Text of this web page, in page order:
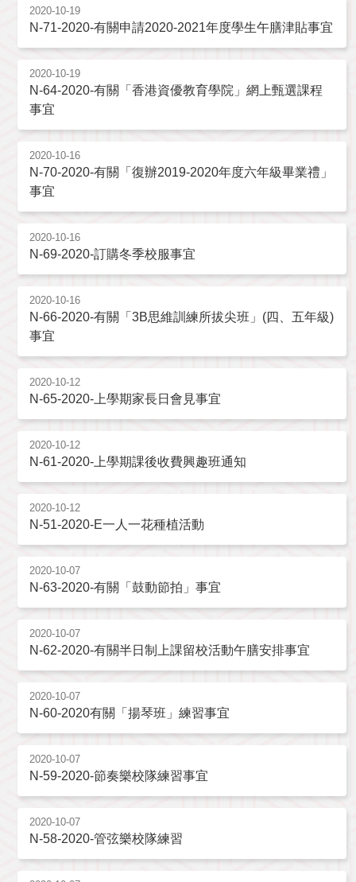
2020-10-19
N-71-2020-有關申請2020-2021年度學生午膳津貼事宜
2020-10-19
N-64-2020-有關「香港資優教育學院」網上甄選課程
事宜
2020-10-16
N-70-2020-有關「復辦2019-2020年度六年級畢業禮」
事宜
2020-10-16
N-69-2020-訂購冬季校服事宜
2020-10-16
N-66-2020-有關「3B思維訓練所拔尖班」(四、五年級)
事宜
2020-10-12
N-65-2020-上學期家長日會見事宜
2020-10-12
N-61-2020-上學期課後收費興趣班通知
2020-10-12
N-51-2020-E一人一花種植活動
2020-10-07
N-63-2020-有關「鼓動節拍」事宜
2020-10-07
N-62-2020-有關半日制上課留校活動午膳安排事宜
2020-10-07
N-60-2020有關「揚琴班」練習事宜
2020-10-07
N-59-2020-節奏樂校隊練習事宜
2020-10-07
N-58-2020-管弦樂校隊練習